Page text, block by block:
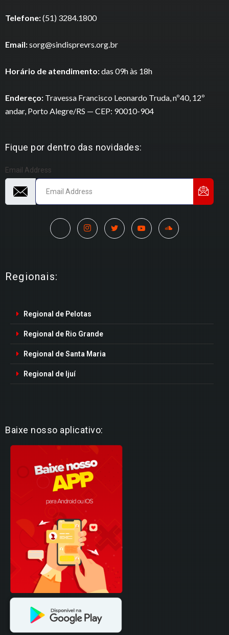
Telefone:(51) 3284.1800
Email:sorg@sindisprevrs.org.br
Horário de atendimento:das 09h às 18h
Endereço: Travessa Francisco Leonardo Truda, nº40, 12º
andar, Porto Alegre/RS — CEP: 90010-904
Fique por dentro das novidades:
Email Address
Regionais:
Regional de Pelotas
Regional de Rio Grande
Regional de Santa Maria
Regional de Ijuí
Baixe nosso aplicativo: